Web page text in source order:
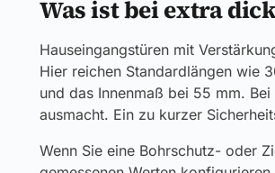
Was ist bei extra
Hauseingangstüren mit
Hier reichen Standardlängen wie
und das Innenmaß bei 55 mm.
ausmacht. Ein zu kurzer
Wenn Sie eine Bohrschutz- oder